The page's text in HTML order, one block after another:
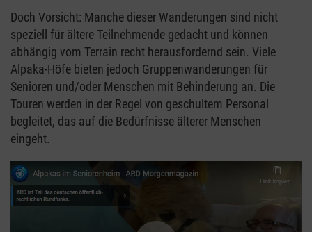
Doch Vorsicht: Manche dieser Wanderungen sind nicht
speziell für ältere Teilnehmende gedacht und können
abhängig vom Terrain recht herausfordernd sein. Viele
Alpaka-Höfe bieten jedoch Gruppenwanderungen für
Senioren und/oder Menschen mit Behinderung an. Die
Touren werden in der Regel von geschultem Personal
begleitet, das auf die Bedürfnisse älterer Menschen
eingeht.